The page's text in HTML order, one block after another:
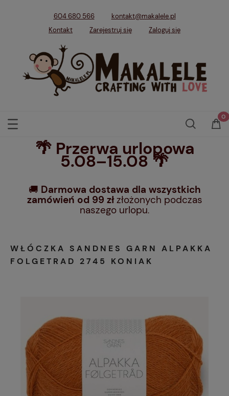
604 680 566
kontakt@makalele.pl
Kontakt
Zarejestruj się Zaloguj się
🌴 Przerwa urlopowa
5.08–15.08 🌴
🚚 Darmowa dostawa dla wszystkich
zamówień od 99 złzłożonych podczas
naszego urlopu.
WŁÓCZKA SANDNES GARN ALPAKKA
FOLGETRAD 2745 KONIAK